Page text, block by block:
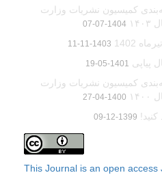
کمیسیون نشریات وزارت
1404-07-07
1402
1403-11-11
پیاپی 1401-05-19
کمیسیون نشریات وزارت
1400-04-27
1399-12-09
This Journal is an open access